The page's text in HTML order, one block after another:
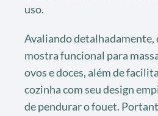
uso.
Avaliando detalhadamente,
mostra funcional para
ovos e doces, além de
cozinha com seu design
de pendurar o fouet.